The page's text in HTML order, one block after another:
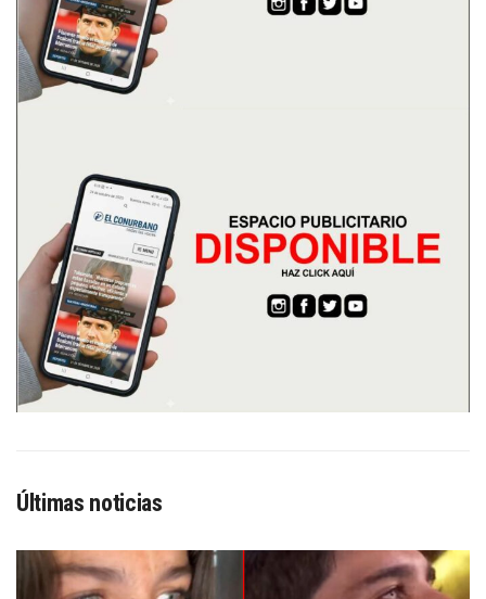
Últimas noticias